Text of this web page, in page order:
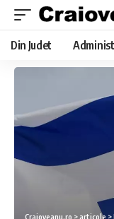
Din Judet
Craioveanu.ro >articole >